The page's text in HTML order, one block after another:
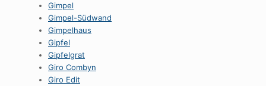
Gimpel
Gimpel-Südwand
Gimpelhaus
Gipfel
Gipfelgrat
Giro Combyn
Giro Edit